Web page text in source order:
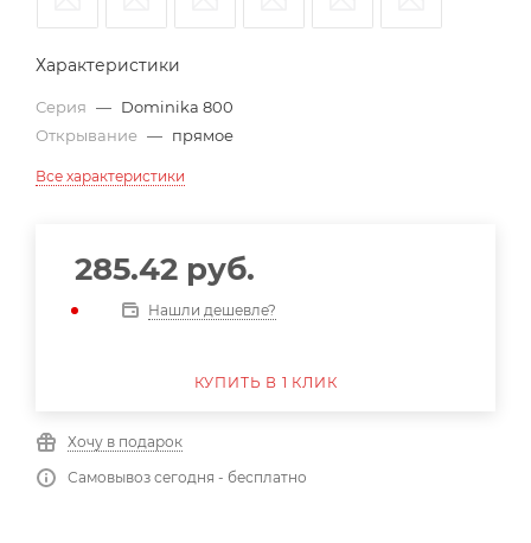
Характеристики
Серия — Dominika 800
Открывание — прямое
Все характеристики
285.42 руб.
Нашли дешевле?
КУПИТЬ В 1 КЛИК
Хочу в подарок
Самовывоз сегодня - бесплатно